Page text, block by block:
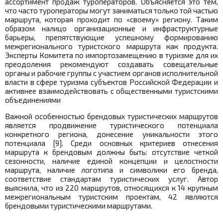
что часто туроператоры могут заниматься только той частью
маршрута, которая проходит по «своему» региону. Таким
образом налицо организационные и инфраструктурные
барьеры, препятствующие успешному формированию
межрегионального туристского маршрута как продукта.
Эксперты Комитета по импортозамещению в туризме для их
преодоления рекомендуют создавать совещательные
органы и рабочие группы с участием органов исполнительной
власти в сфере туризма субъектов Российской Федерации и
активнее взаимодействовать с общественными туристскими
объединениями
Важной особенностью брендовых туристических маршрутов
является продвижение туристического потенциала
конкретного региона, донесение уникальности этого
потенциала [9]. Среди основных критериев отнесения
маршрута к брендовым должны быть: отсутствие четкой
сезонности, наличие единой концепции и целостности
маршрута, наличие логотипа и символики его бренда,
соответствие стандартам туристических услуг. Автор
выяснила, что из 220 маршрутов, относящихся к 14 крупным
межрегиональным туристским проектам, 42 являются
брендовыми туристическими маршрутами.